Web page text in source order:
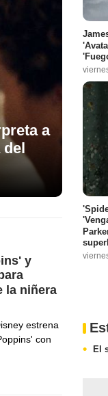
a
del
y
la niñera
estrena
con
El